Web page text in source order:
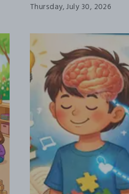
Thursday, July 30, 2026